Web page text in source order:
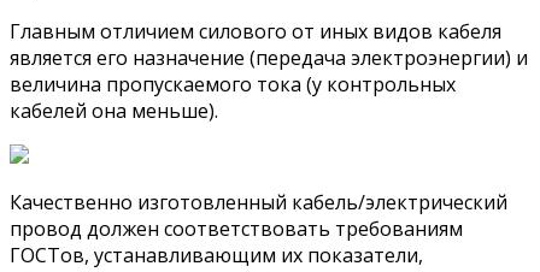
Главным отличием силового от иных видов кабеля
является его назначение (передача электроэнергии) и
величина пропускаемого тока (у контрольных
кабелей она меньше).
Качественно изготовленный кабель/электрический
провод должен соответствовать требованиям
ГОСТов, устанавливающим их показатели,